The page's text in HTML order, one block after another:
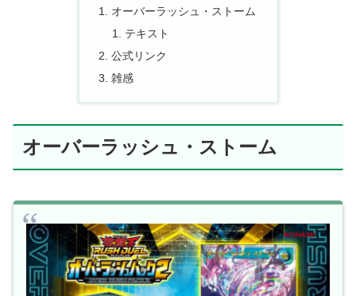
オーバーラッシュ・ストーム
テキスト
公式リンク
雑感
オーバーラッシュ・ストーム